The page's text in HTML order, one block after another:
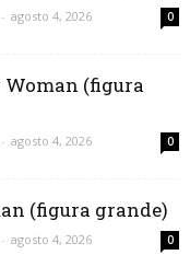
- agosto 4, 2026 0
Woman (figura
- agosto 4, 2026 0
(figura grande)
- agosto 4, 2026 0